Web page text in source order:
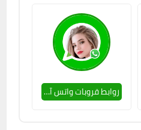
روابط قروبات واتس آب متفاعلة 2023 للتعارف والشات